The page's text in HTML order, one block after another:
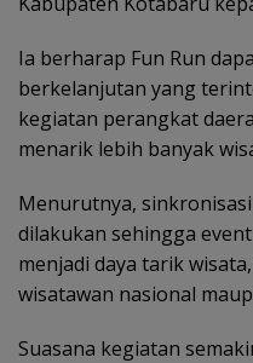
Ia berharap Fun Run
berkelanjutan yang
kegiatan perangkat
menarik lebih banyak
Menurutnya,
dilakukan sehingga
menjadi daya tarik
wisatawan nasional
Suasana kegiatan